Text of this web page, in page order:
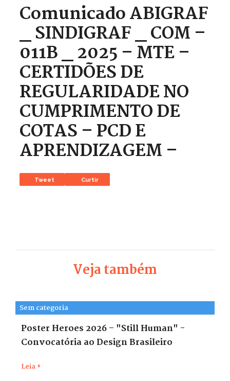
Comunicado ABIGRAF
_ SINDIGRAF _ COM –
011B _ 2025 – MTE –
CERTIDÕES DE
REGULARIDADE NO
CUMPRIMENTO DE
COTAS – PCD E
APRENDIZAGEM –
Tweet Curtir
Veja também
Sem categoria
Poster Heroes 2026 – "Still Human" -
Convocatória ao Design Brasileiro
Leia +